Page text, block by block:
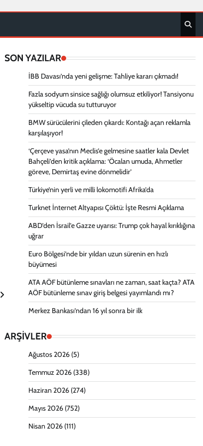
SON YAZILAR
İBB Davası’nda yeni gelişme: Tahliye kararı çıkmadı!
Fazla sodyum sinsice sağlığı olumsuz etkiliyor! Tansiyonu
yükseltip vücuda su tutturuyor
BMW sürücülerini çileden çıkardı: Kontağı açan reklamla
karşılaşıyor!
‘Çerçeve yasa’nın Meclis’e gelmesine saatler kala Devlet
Bahçeli’den kritik açıklama: ‘Öcalan umuda, Ahmetler
göreve, Demirtaş evine dönmelidir’
Türkiye’nin yerli ve milli lokomotifi Afrika’da
Turknet İnternet Altyapısı Çöktü: İşte Resmi Açıklama
ABD’den İsrail’e Gazze uyarısı: Trump çok hayal kırıklığına
uğrar
Euro Bölgesi’nde bir yıldan uzun sürenin en hızlı
büyümesi
ATA AÖF bütünleme sınavları ne zaman, saat kaçta? ATA
AÖF bütünleme sınav giriş belgesi yayımlandı mı?
Merkez Bankası’ndan 16 yıl sonra bir ilk
ARŞİVLER
Ağustos 2026(5)
Temmuz 2026(338)
Haziran 2026(274)
Mayıs 2026(752)
Nisan 2026(111)